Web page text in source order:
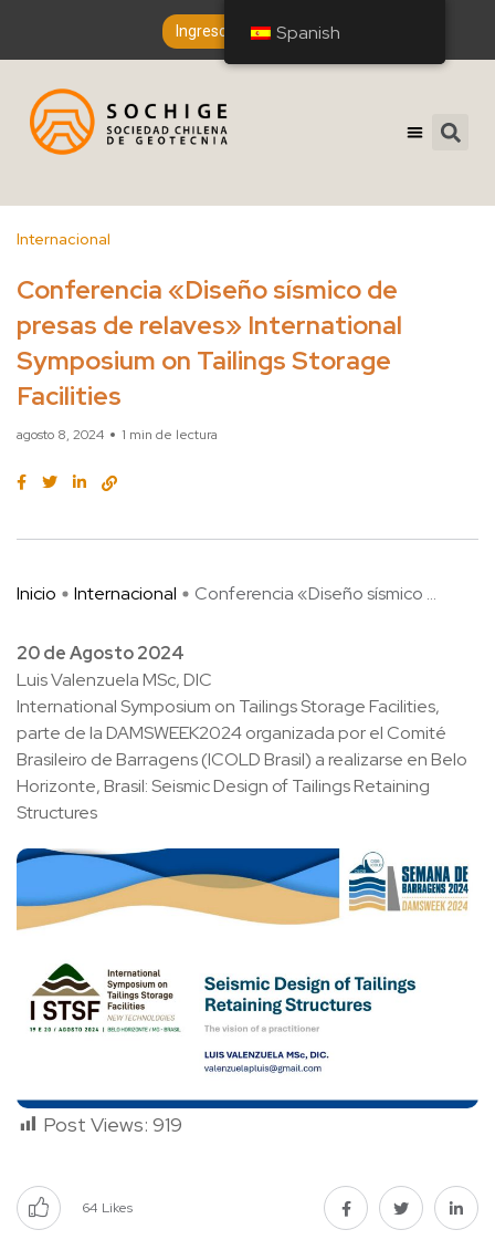
Ingreso de Socios
Internacional
Conferencia «Diseño sísmico de
presas de relaves» International
Symposium on Tailings Storage
Facilities
agosto 8, 2024 1 min de lectura
Inicio Internacional Conferencia «Diseño sísmico ...
20 de Agosto 2024
Luis Valenzuela MSc, DIC
International Symposium on Tailings Storage Facilities,
parte de la DAMSWEEK2024 organizada por el Comité
Brasileiro de Barragens (ICOLD Brasil) a realizarse en Belo
Horizonte, Brasil: Seismic Design of Tailings Retaining
Structures
Post Views: 919
64 Likes
Spanish
Spanish